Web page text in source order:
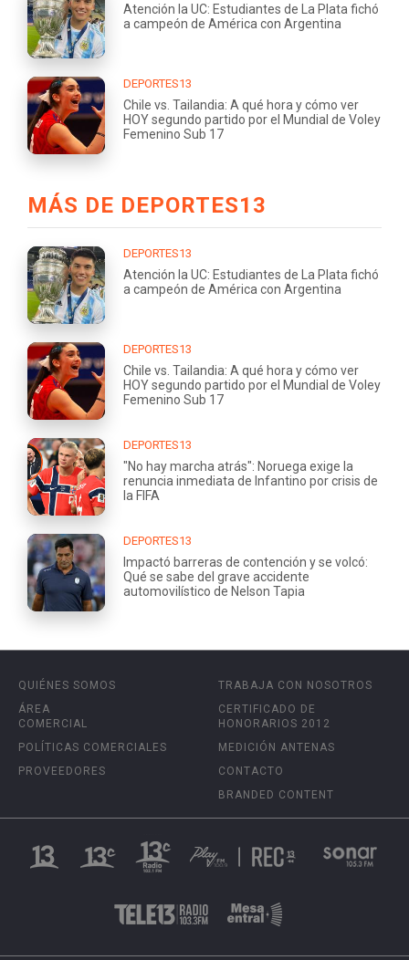
Atención la UC: Estudiantes de La Plata fichó
a campeón de América con Argentina
DEPORTES13
Chile vs. Tailandia: A qué hora y cómo ver
HOY segundo partido por el Mundial de Voley
Femenino Sub 17
MÁS DE DEPORTES13
DEPORTES13
Atención la UC: Estudiantes de La Plata fichó
a campeón de América con Argentina
DEPORTES13
Chile vs. Tailandia: A qué hora y cómo ver
HOY segundo partido por el Mundial de Voley
Femenino Sub 17
DEPORTES13
"No hay marcha atrás": Noruega exige la
renuncia inmediata de Infantino por crisis de
la FIFA
DEPORTES13
Impactó barreras de contención y se volcó:
Qué se sabe del grave accidente
automovilístico de Nelson Tapia
QUIÉNES SOMOS
ÁREA
COMERCIAL
POLÍTICAS COMERCIALES
PROVEEDORES
TRABAJA CON NOSOTROS
CERTIFICADO DE
HONORARIOS 2012
MEDICIÓN ANTENAS
CONTACTO
BRANDED CONTENT